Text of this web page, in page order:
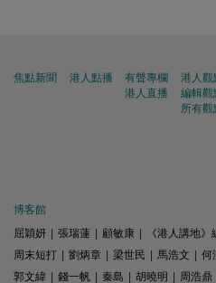
焦點新聞 港人點播
有聲專欄
港人直播
港人觀
編輯觀
所有觀
博客館
屈穎妍
張瑞蓮 顧敏康 《港人講地》
周末短打
劉炳章 梁世民 馬浩文 何
郭文緯
錢一帆 秦島 胡曉明 周浩鼎